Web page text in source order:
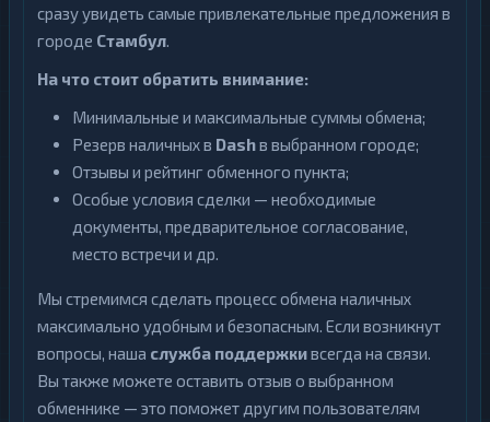
сразу увидеть самые привлекательные предложения в
городе Стамбул.
На что стоит обратить внимание:
Минимальные и максимальные суммы обмена;
Резерв наличных в Dashв выбранном городе;
Отзывы и рейтинг обменного пункта;
Особые условия сделки — необходимые
документы, предварительное согласование,
место встречи и др.
Мы стремимся сделать процесс обмена наличных
максимально удобным и безопасным. Если возникнут
вопросы, наша служба поддержкивсегда на связи.
Вы также можете оставить отзыв о выбранном
обменнике — это поможет другим пользователям